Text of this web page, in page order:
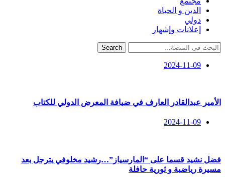
الدين و الحياة
دولي
إعلانات وإشهار
Search
2024-11-09
الأمير عبدالقادر العارف في ضيافة المعرض الدولي للكتاب
2024-11-09
فضل نشيد قسما على “المارسياز”…رشيد مخلوفي يترجل بعد
مسيرة رياضية و ثورية حافلة